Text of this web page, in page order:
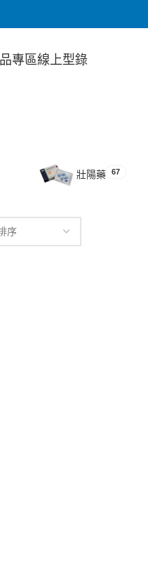
專區線上型錄
壯陽藥 67